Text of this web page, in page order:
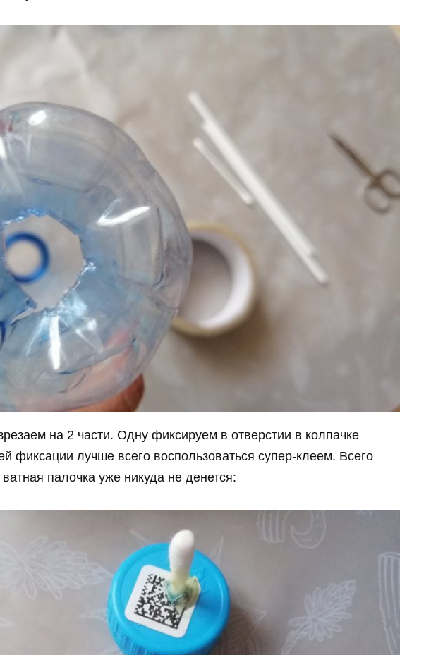
на 2 части. Одну фиксируем в отверстии в колпачке
фиксации лучше всего воспользоваться супер-клеем. Всего
палочка уже никуда не денется: